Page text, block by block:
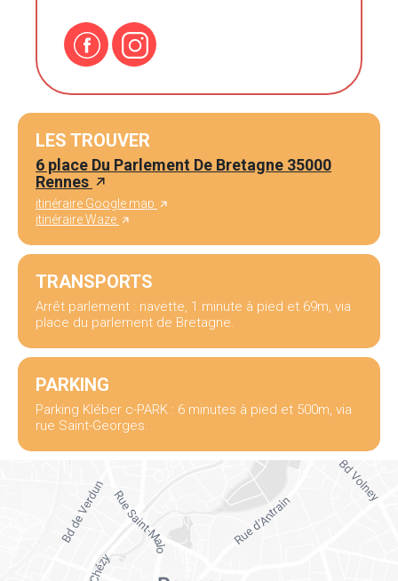
LES TROUVER
6 place Du Parlement De Bretagne 35000
Rennes
itinéraire Google map
itinéraire Waze
TRANSPORTS
Arrêt parlement : navette, 1 minute à pied et 69m, via
place du parlement de Bretagne.
PARKING
Parking Kléber c-PARK : 6 minutes à pied et 500m, via
rue Saint-Georges.